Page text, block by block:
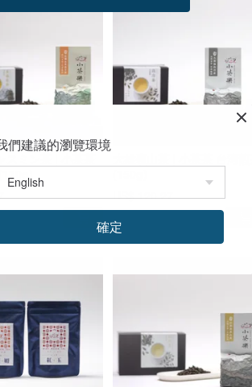
ミン茶 | 小茶茶
大雄嶺山茶 | 小茶茶 台湾
US$ 120.27
們建議的瀏覽環境
確定